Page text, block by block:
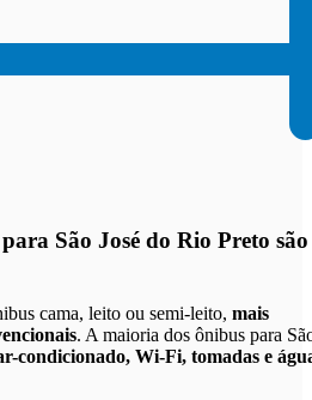
São José do Rio Preto são
cama, leito ou semi-leito, mais
. A maioria dos ônibus para
condicionado, Wi-Fi, tomadas e